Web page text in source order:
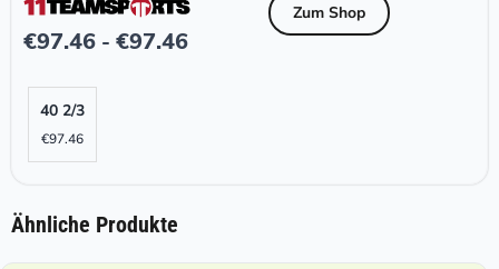
€97.46 - €97.46
Zum Shop
40 2/3
€97.46
Ähnliche Produkte